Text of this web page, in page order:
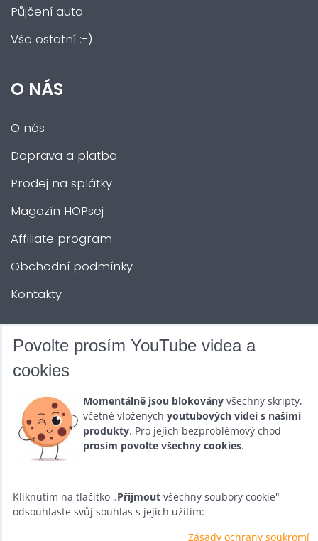
Půjčení auta
Vše ostatní :-)
O NÁS
O nás
Doprava a platba
Prodej na splátky
Magazín HOPsej
Affiliate program
Obchodní podmínky
Kontakty
DALŠÍ SLUŽBY
Půjčovna
Promotéři
Kurzy a setkání
Velkoobchod
Nabídka práce
Povolte prosím YouTube videa a
cookies
Momentálně jsou blokovány všechny skripty,
včetně vložených youtubových videí s našimi
produkty. Pro jejich bezproblémový chod
prosím povolte všechny cookies.
Kliknutím na tlačítko „Přijmout všechny soubory cookie"
odsouhlaste svůj souhlas s jejich užitím:
Zásady ochrany soukromí